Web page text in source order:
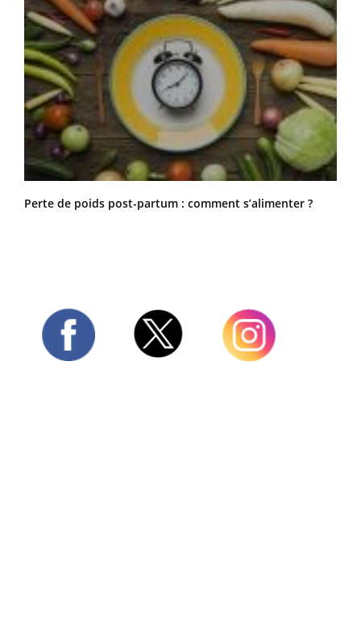
Perte de poids post-partum : comment s’alimenter ?